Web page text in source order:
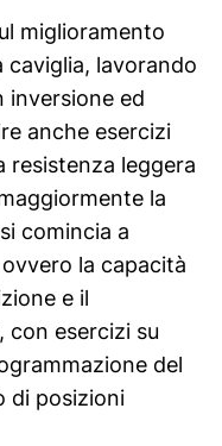
miglioramento
caviglia, lavorando
inversione ed
anche esercizi
resistenza leggera
la
comincia a
ovvero la capacità
e il
con esercizi su
del
di posizioni